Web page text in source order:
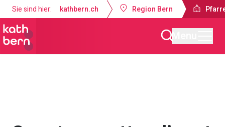
Sie sind hier: kathbern.ch Region Bern